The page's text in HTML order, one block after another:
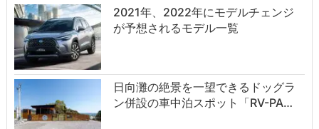
2021年、2022年にモデルチェンジ
が予想されるモデル一覧
日向灘の絶景を一望できるドッグラ
ン併設の車中泊スポット「RV-PA…